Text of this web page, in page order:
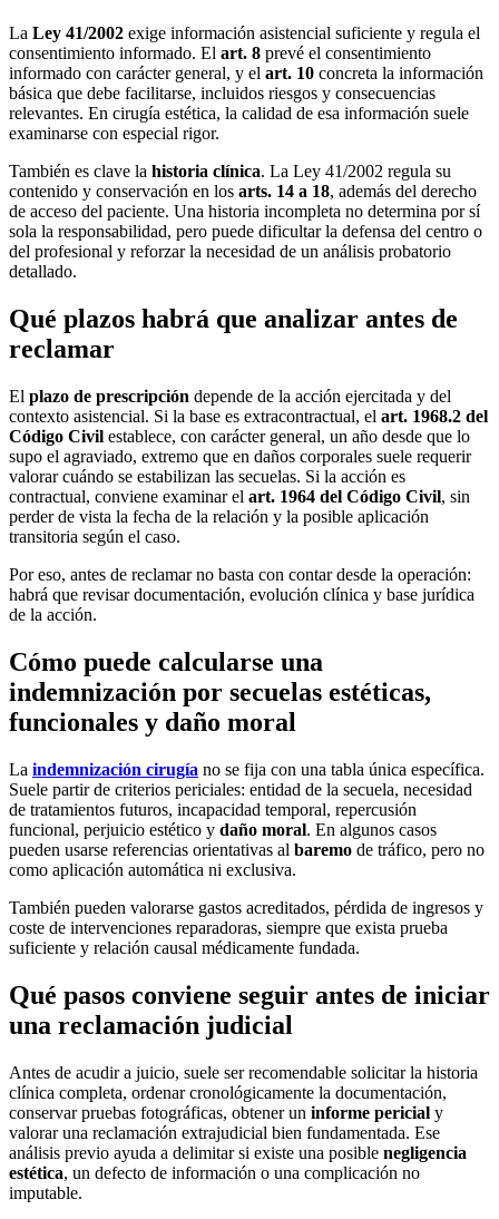
La Ley 41/2002 exige información asistencial suficiente y regula el
consentimiento informado. El art. 8 prevé el consentimiento
informado con carácter general, y el art. 10 concreta la información
básica que debe facilitarse, incluidos riesgos y consecuencias
relevantes. En cirugía estética, la calidad de esa información suele
examinarse con especial rigor.
También es clave la historia clínica. La Ley 41/2002 regula su
contenido y conservación en los arts. 14 a 18, además del derecho
de acceso del paciente. Una historia incompleta no determina por sí
sola la responsabilidad, pero puede dificultar la defensa del centro o
del profesional y reforzar la necesidad de un análisis probatorio
detallado.
Qué plazos habrá que analizar antes de
reclamar
El plazo de prescripción depende de la acción ejercitada y del
contexto asistencial. Si la base es extracontractual, el art. 1968.2 del
Código Civil establece, con carácter general, un año desde que lo
supo el agraviado, extremo que en daños corporales suele requerir
valorar cuándo se estabilizan las secuelas. Si la acción es
contractual, conviene examinar el art. 1964 del Código Civil, sin
perder de vista la fecha de la relación y la posible aplicación
transitoria según el caso.
Por eso, antes de reclamar no basta con contar desde la operación:
habrá que revisar documentación, evolución clínica y base jurídica
de la acción.
Cómo puede calcularse una
indemnización por secuelas estéticas,
funcionales y daño moral
La indemnización cirugía no se fija con una tabla única específica.
Suele partir de criterios periciales: entidad de la secuela, necesidad
de tratamientos futuros, incapacidad temporal, repercusión
funcional, perjuicio estético y daño moral. En algunos casos
pueden usarse referencias orientativas al baremo de tráfico, pero no
como aplicación automática ni exclusiva.
También pueden valorarse gastos acreditados, pérdida de ingresos y
coste de intervenciones reparadoras, siempre que exista prueba
suficiente y relación causal médicamente fundada.
Qué pasos conviene seguir antes de iniciar
una reclamación judicial
Antes de acudir a juicio, suele ser recomendable solicitar la historia
clínica completa, ordenar cronológicamente la documentación,
conservar pruebas fotográficas, obtener un informe pericial y
valorar una reclamación extrajudicial bien fundamentada. Ese
análisis previo ayuda a delimitar si existe una posible negligencia
estética, un defecto de información o una complicación no
imputable.